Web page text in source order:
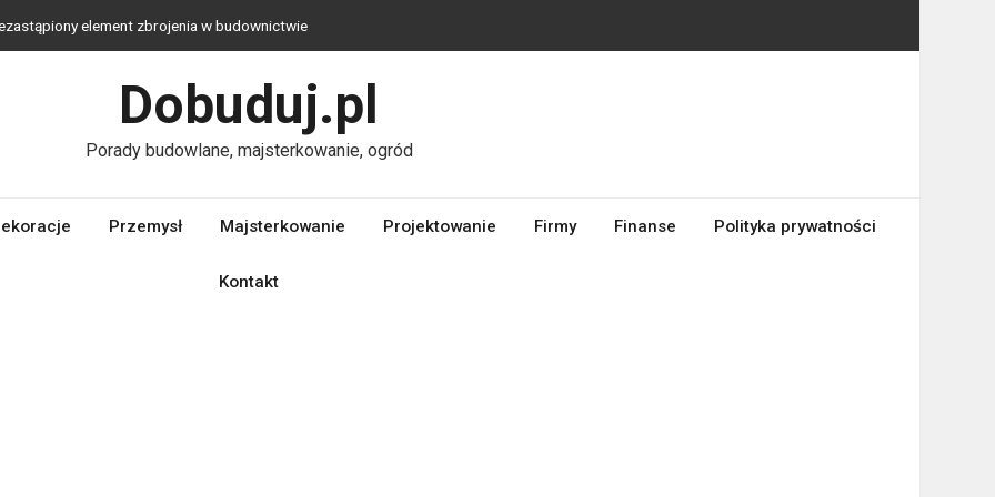
element zbrojenia w budownictwie
– jaka technologia jest najlepsza?
alternatywa dla tradycyjnych materiałów budowlanych
plac zabaw do ogrodu – stwórz przestrzeń bliską naturze, którą
Dobuduj.pl
Porady budowlane, majsterkowanie, ogród
Przemysł Majsterkowanie Projektowanie Firmy Finanse Polityka prywatności
Kontakt